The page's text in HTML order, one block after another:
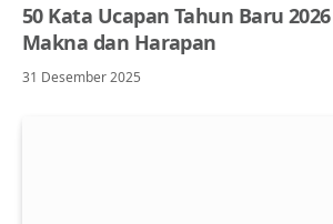
50 Kata Ucapan Tahun Baru
Makna dan Harapan
31 Desember 2025